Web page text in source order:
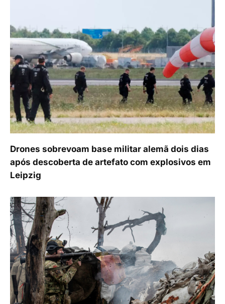
Drones sobrevoam base militar alemã dois dias
após descoberta de artefato com explosivos em
Leipzig